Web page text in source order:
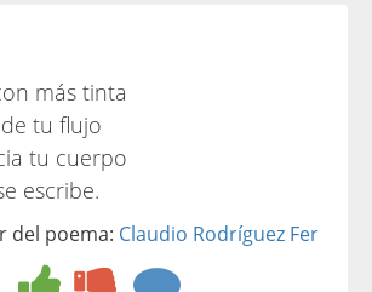
más tinta
tu flujo
tu cuerpo
escribe.
del poema: Claudio Rodríguez Fer